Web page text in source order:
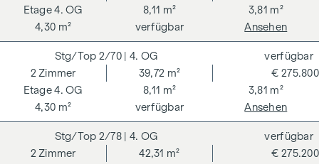
4. OG
8,11 m²
3,81 m²
4,30 m²
verfügbar Ansehen
2/70 | 4. OG
4. OG
2 Zimmer
39,72 m²
8,11 m²
3,81 m²
4,30 m²
€ 275.800
verfügbar
verfügbar
Ansehen
2/78 | 4. OG
2 Zimmer
42,31 m²
€ 275.200
verfügbar